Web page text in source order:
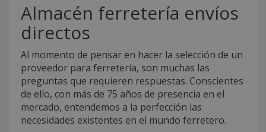
Almacén ferretería envíos
directos
Al momento de pensar en hacer la selección de un
proveedor para ferretería, son muchas las
preguntas que requieren respuestas. Conscientes
de ello, con más de 75 años de presencia en el
mercado, entendemos a la perfección las
necesidades existentes en el mundo ferretero.